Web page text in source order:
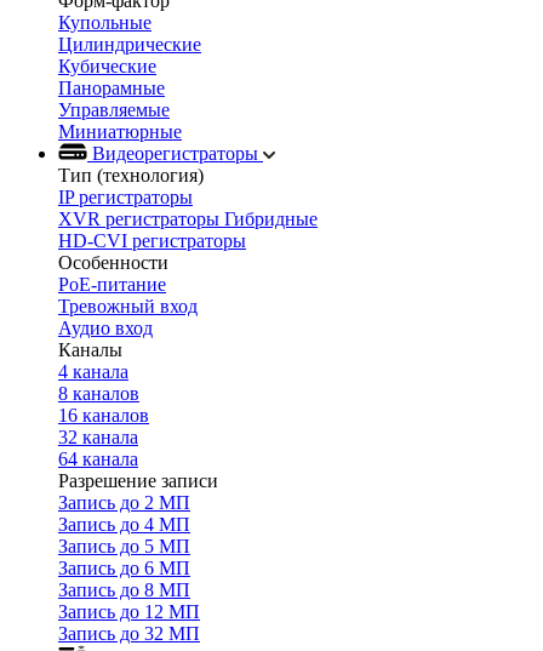
Купольные
Цилиндрические
Кубические
Панорамные
Управляемые
Миниатюрные
Видеорегистраторы
Тип (технология)
IP регистраторы
XVR регистраторы Гибридные
HD-CVI регистраторы
Особенности
PoE-питание
Тревожный вход
Аудио вход
Каналы
4 канала
8 каналов
16 каналов
32 канала
64 канала
Разрешение записи
Запись до 2 МП
Запись до 4 МП
Запись до 5 МП
Запись до 6 МП
Запись до 8 МП
Запись до 12 МП
Запись до 32 МП